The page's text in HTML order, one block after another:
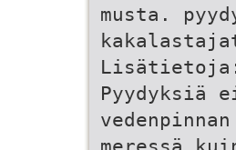
musta.
Pyydyksiä